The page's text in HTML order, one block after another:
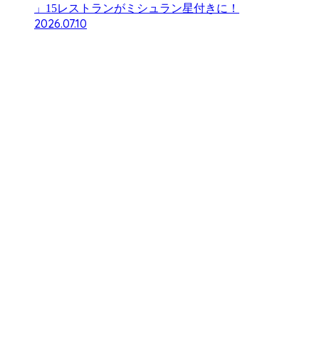
」15レストランがミシュラン星付きに！
2026.07.10